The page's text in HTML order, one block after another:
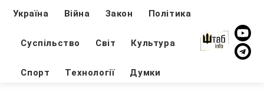
Україна Війна Закон Політика
Суспільство Світ Культура
Спорт Технології Думки